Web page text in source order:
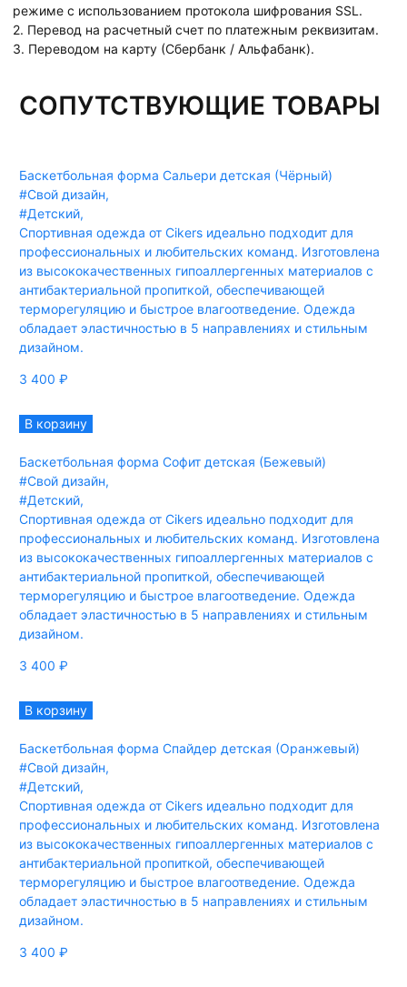
режиме с использованием протокола шифрования SSL.
2. Перевод на расчетный счет по платежным реквизитам.
3. Переводом на карту (Сбербанк / Альфабанк).
СОПУТСТВУЮЩИЕ ТОВАРЫ
Баскетбольная форма Сальери детская (Чёрный)
#Свой дизайн,
#Детский,
Спортивная одежда от Cikers идеально подходит для
профессиональных и любительских команд. Изготовлена
из высококачественных гипоаллергенных материалов с
антибактериальной пропиткой, обеспечивающей
терморегуляцию и быстрое влагоотведение. Одежда
обладает эластичностью в 5 направлениях и стильным
дизайном.
3 400 ₽
В корзину
Баскетбольная форма Софит детская (Бежевый)
#Свой дизайн,
#Детский,
Спортивная одежда от Cikers идеально подходит для
профессиональных и любительских команд. Изготовлена
из высококачественных гипоаллергенных материалов с
антибактериальной пропиткой, обеспечивающей
терморегуляцию и быстрое влагоотведение. Одежда
обладает эластичностью в 5 направлениях и стильным
дизайном.
3 400 ₽
В корзину
Баскетбольная форма Спайдер детская (Оранжевый)
#Свой дизайн,
#Детский,
Спортивная одежда от Cikers идеально подходит для
профессиональных и любительских команд. Изготовлена
из высококачественных гипоаллергенных материалов с
антибактериальной пропиткой, обеспечивающей
терморегуляцию и быстрое влагоотведение. Одежда
обладает эластичностью в 5 направлениях и стильным
дизайном.
3 400 ₽